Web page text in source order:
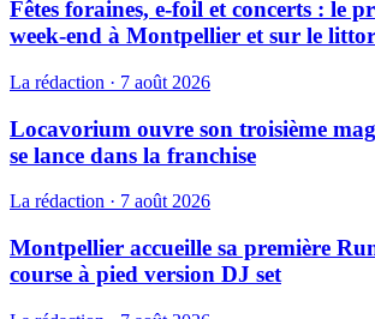
Fêtes foraines, e-foil et concerts : le
week-end à Montpellier et sur le
La rédaction · 7 août 2026
Locavorium ouvre son troisième
se lance dans la franchise
La rédaction · 7 août 2026
Montpellier accueille sa première
course à pied version DJ set